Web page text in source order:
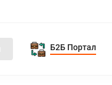
Б2Б Портал